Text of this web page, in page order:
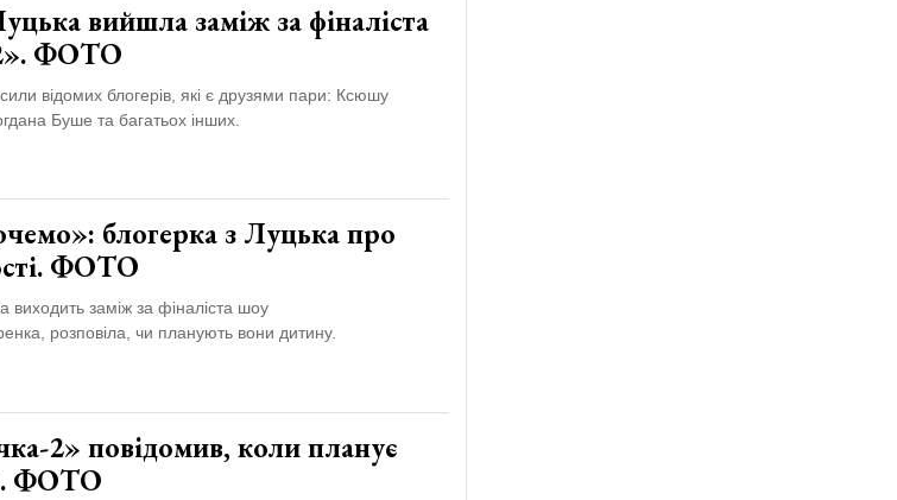
вийшла заміж за фіналіста
ФОТО
відомих блогерів, які є друзями пари: Ксюшу
Буше та багатьох інших.
блогерка з Луцька про
ФОТО
виходить заміж за фіналіста шоу
розповіла, чи планують вони дитину.
2» повідомив, коли планує
ФОТО